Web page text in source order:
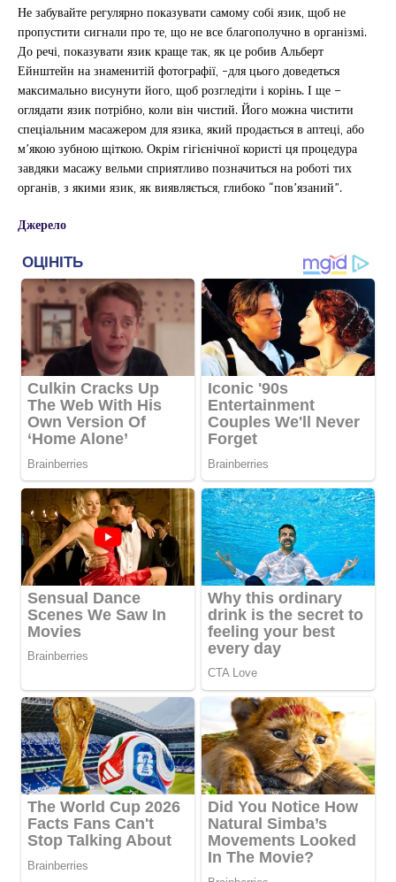
Не забувайте регулярно показувати самому собі язик, щоб не
пропустити сигнали про те, що не все благополучно в організмі.
До речі, показувати язик краще так, як це робив Альберт
Ейнштейн на знаменитій фотографії, -для цього доведеться
максимально висунути його, щоб розгледіти і корінь. І ще –
оглядати язик потрібно, коли він чистий. Його можна чистити
спеціальним масажером для язика, який продається в аптеці, або
м’якою зубною щіткою. Окрім гігієнічної користі ця процедура
завдяки масажу вельми сприятливо позначиться на роботі тих
органів, з якими язик, як виявляється, глибоко “пов’язаний”.
Джерело